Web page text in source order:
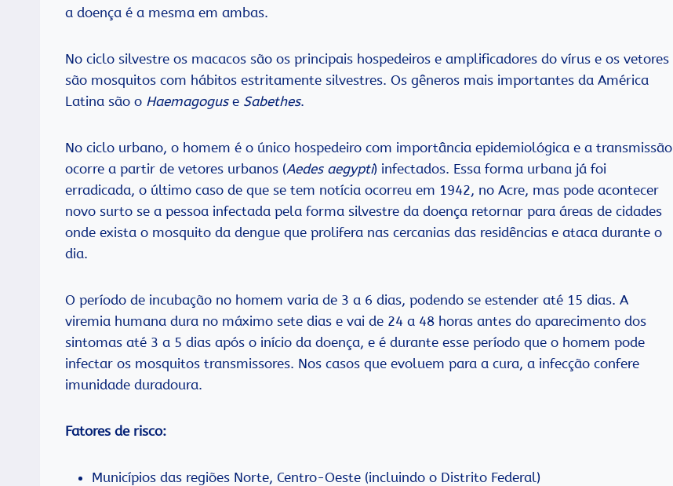
a doença é a mesma em ambas.
No ciclo silvestre os macacos são os principais hospedeiros e amplificadores do vírus e os vetores
são mosquitos com hábitos estritamente silvestres. Os gêneros mais importantes da América
Latina são o Haemagoguse Sabethes.
No ciclo urbano, o homem é o único hospedeiro com importância epidemiológica e a transmissão
ocorre a partir de vetores urbanos (Aedes aegypti) infectados. Essa forma urbana já foi
erradicada, o último caso de que se tem notícia ocorreu em 1942, no Acre, mas pode acontecer
novo surto se a pessoa infectada pela forma silvestre da doença retornar para áreas de cidades
onde exista o mosquito da dengue que prolifera nas cercanias das residências e ataca durante o
dia.
O período de incubação no homem varia de 3 a 6 dias, podendo se estender até 15 dias. A
viremia humana dura no máximo sete dias e vai de 24 a 48 horas antes do aparecimento dos
sintomas até 3 a 5 dias após o início da doença, e é durante esse período que o homem pode
infectar os mosquitos transmissores. Nos casos que evoluem para a cura, a infecção confere
imunidade duradoura.
Fatores de risco:
Municípios das regiões Norte, Centro-Oeste (incluindo o Distrito Federal)